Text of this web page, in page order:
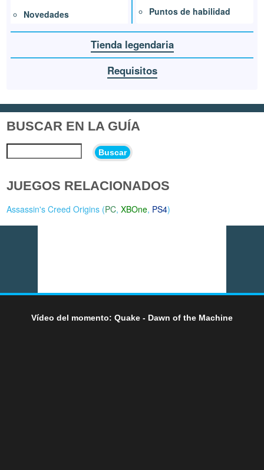
Novedades
Puntos de habilidad
Tienda legendaria
Requisitos
BUSCAR EN LA GUÍA
Buscar
JUEGOS RELACIONADOS
Assassin's Creed Origins (PC,XBOne, PS4)
Vídeo del momento: Quake - Dawn of the Machine